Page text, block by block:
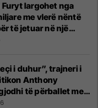
Furyt largohet nga
me vlerë nëntë
të jetuar në një
i duhur”, trajneri i
Anthony
të përballet me